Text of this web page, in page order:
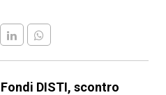
Fondi DISTI, scontro